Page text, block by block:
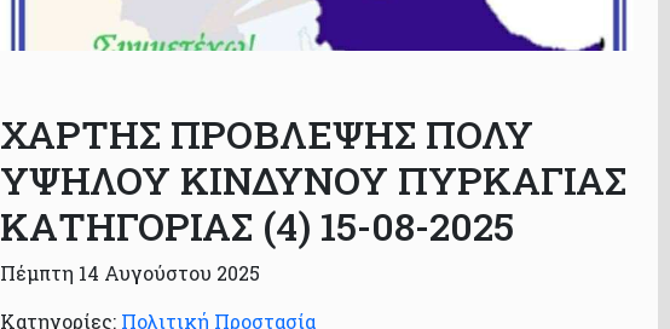
ΧΑΡΤΗΣ ΠΡΟΒΛΕΨΗΣ ΠΟΛΥ
ΥΨΗΛΟΥ ΚΙΝΔΥΝΟΥ ΠΥΡΚΑΓΙΑΣ
ΚΑΤΗΓΟΡΙΑΣ (4) 15-08-2025
Πέμπτη 14 Αυγούστου 2025
Κατηγορίες: Πολιτική Προστασία